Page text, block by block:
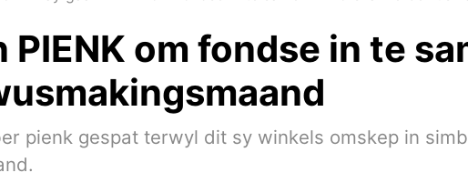
PIENK om fondse in te
pienk gespat terwyl dit sy winkels omskep in